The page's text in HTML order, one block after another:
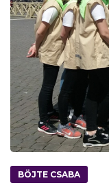
BÖJTE CSABA